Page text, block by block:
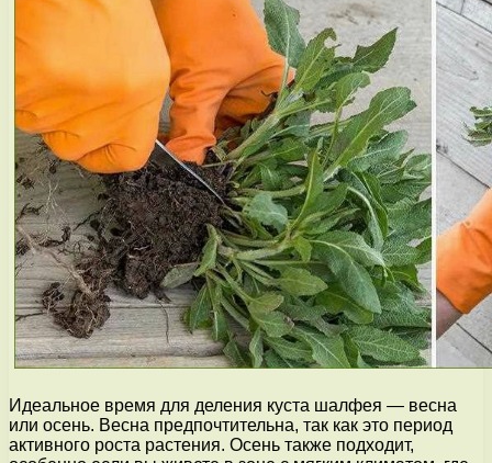
Идеальное время для деления куста шалфея — весна
или осень. Весна предпочтительна, так как это период
активного роста растения. Осень также подходит,